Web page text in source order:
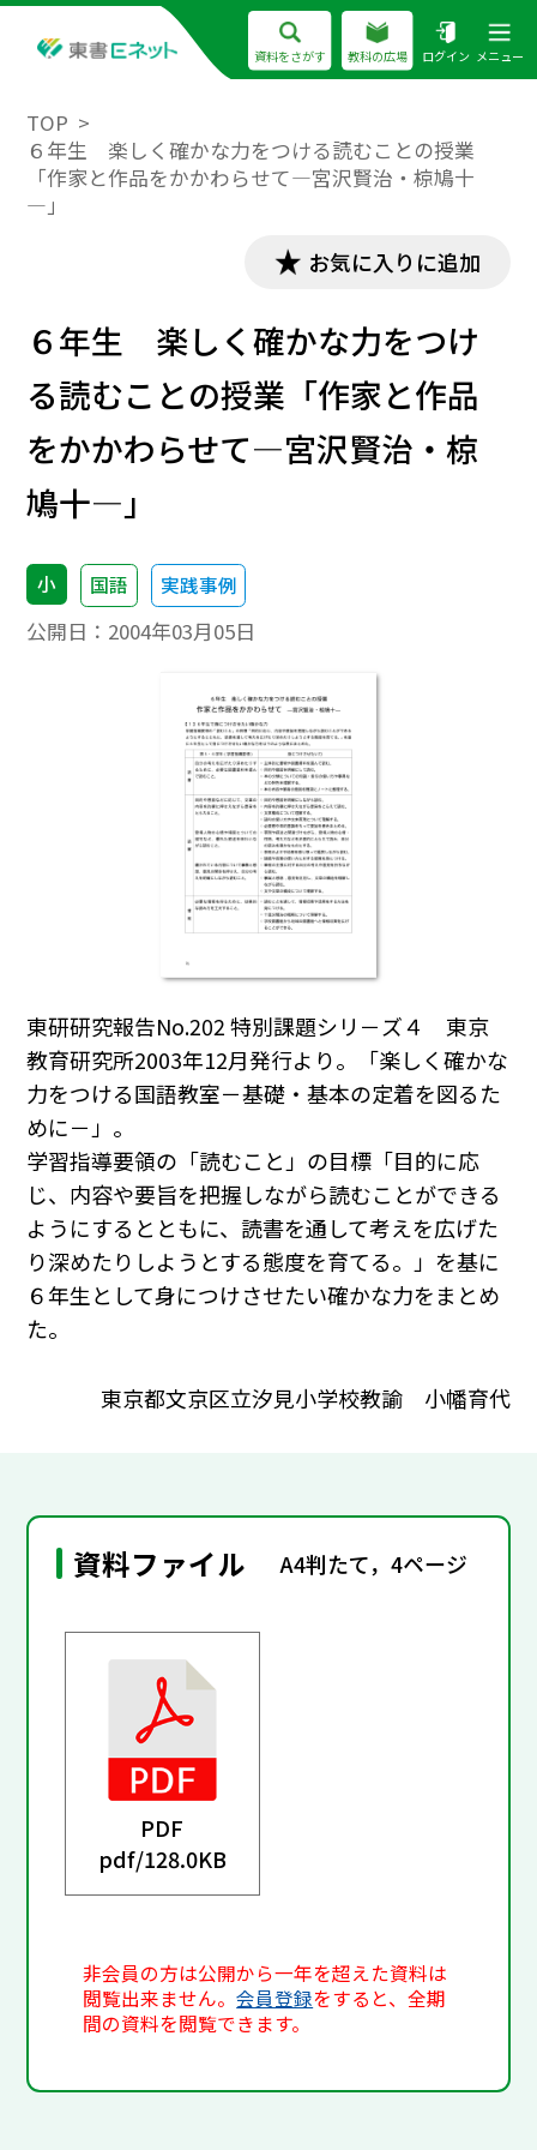
資料をさがす 教科の広場 ログイン メニュー
TOP
６年生 楽しく確かな力をつける読むことの授業
「作家と作品をかかわらせて―宮沢賢治・椋鳩十
―」
お気に入りに追加
６年生 楽しく確かな力をつけ
る読むことの授業「作家と作品
をかかわらせて―宮沢賢治・椋
鳩十―」
小 国語 実践事例
公開日： 2004年03月05日
東研研究報告No.202 特別課題シリ－ズ４ 東京
教育研究所2003年12月発行より。「楽しく確かな
力をつける国語教室－基礎・基本の定着を図るた
めに－」。
学習指導要領の「読むこと」の目標「目的に応
じ、内容や要旨を把握しながら読むことができる
ようにするとともに、読書を通して考えを広げた
り深めたりしようとする態度を育てる。」を基に
６年生として身につけさせたい確かな力をまとめ
た。
東京都文京区立汐見小学校教諭 小幡育代
資料ファイル A4判たて，4ページ
PDF
pdf/128.0KB
非会員の方は公開から一年を超えた資料は
閲覧出来ません。会員登録をすると、全期
間の資料を閲覧できます。